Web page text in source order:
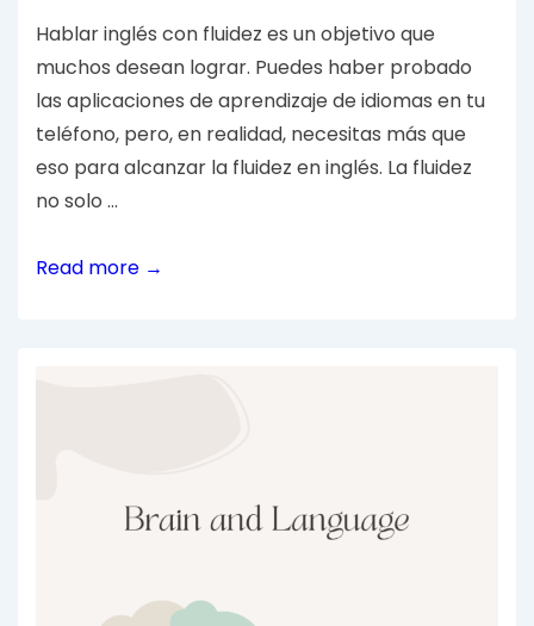
Hablar inglés con fluidez es un objetivo que
muchos desean lograr. Puedes haber probado
las aplicaciones de aprendizaje de idiomas en tu
teléfono, pero, en realidad, necesitas más que
eso para alcanzar la fluidez en inglés. La fluidez
no solo …
Read more →